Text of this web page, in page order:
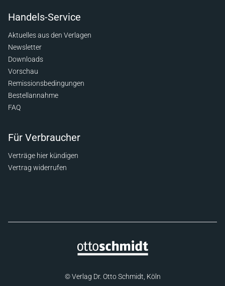
Handels-Service
Aktuelles aus den Verlagen
Newsletter
Downloads
Vorschau
Remissionsbedingungen
Bestellannahme
FAQ
Für Verbraucher
Verträge hier kündigen
Vertrag widerrufen
© Verlag Dr. Otto Schmidt, Köln